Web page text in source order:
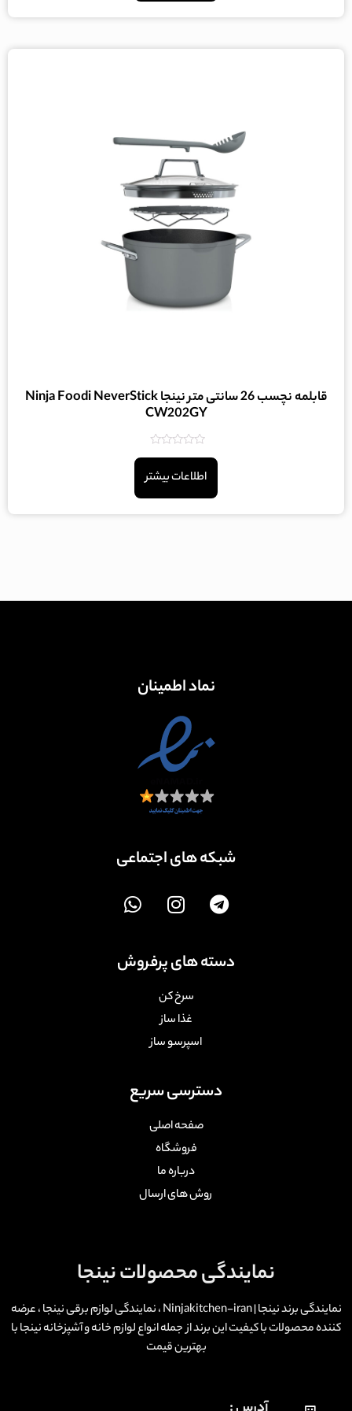
قابلمه نچسب 26 سانتی متر نینجا Ninja Foodi NeverStick
CW202GY
از
اطلاعات بیشتر
دسترسی سریع
صفحه اصلی
فروشگاه
درباره ما
روش های ارسال
دسته های پرفروش
سرخ کن
غذا ساز
اسپرسو ساز
شبکه های اجتماعی
نماد اطمینان
نمایندگی محصولات نینجا
نمایندگی برند نینجا | Ninjakitchen-iran ، نمایندگی لوازم برقی نینجا ، عرضه
کننده محصولات با کیفیت این برند از جمله انواع لوازم خانه و آشپزخانه نینجا با
بهترین قیمت